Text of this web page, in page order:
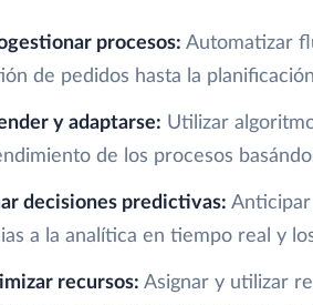
procesos: Automatizar
de pedidos hasta la
y adaptarse: Utilizar
de los procesos
decisiones predictivas: Anticipar
a la analítica en tiempo real y
recursos: Asignar y utilizar